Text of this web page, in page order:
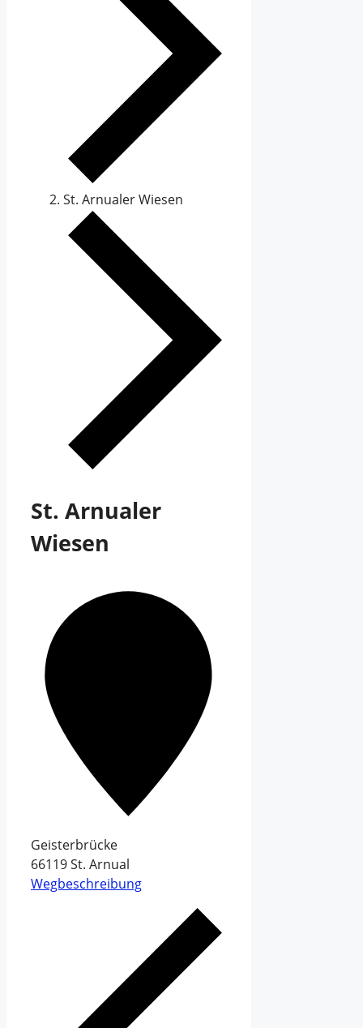
St. Arnualer Wiesen
St. Arnualer
Wiesen
Geisterbrücke
66119St. Arnual
Wegbeschreibung